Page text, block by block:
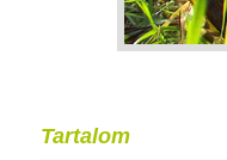
Tartalom